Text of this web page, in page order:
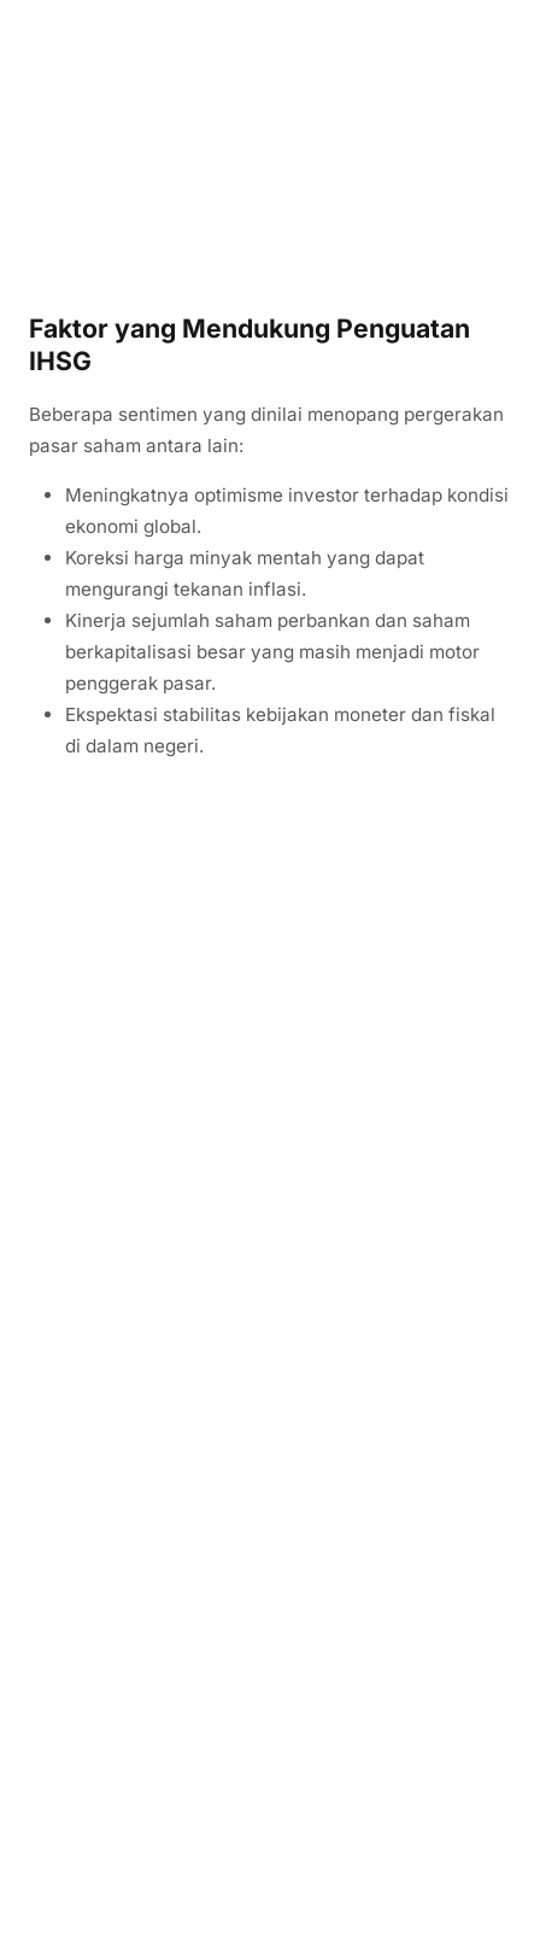
Faktor yang Mendukung Penguatan
IHSG
Beberapa sentimen yang dinilai menopang pergerakan
pasar saham antara lain:
Meningkatnya optimisme investor terhadap kondisi
ekonomi global.
Koreksi harga minyak mentah yang dapat
mengurangi tekanan inflasi.
Kinerja sejumlah saham perbankan dan saham
berkapitalisasi besar yang masih menjadi motor
penggerak pasar.
Ekspektasi stabilitas kebijakan moneter dan fiskal
di dalam negeri.